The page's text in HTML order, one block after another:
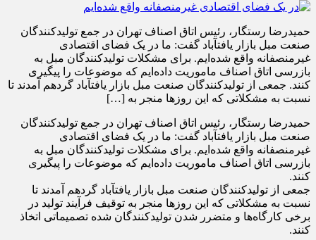
حمیدرضا رستگار، رئیس اتاق اصناف تهران در جمع تولیدکنندگان
صنعت مبل بازار یافت‎آباد گفت: ما در یک فضای اقتصادی
غیرمنصفانه واقع شده‌ایم. برای مشکلات تولیدکنندگان مبل به
بازرسی اتاق اصناف ماموریت داده‌ایم که موضوعات را پیگیری
کنند. جمعی از تولیدکنندگان صنعت مبل بازار یافت‎آباد گردهم آمدند تا
نسبت به مشکلاتی که این روزها منجر به […]
حمیدرضا رستگار، رئیس اتاق اصناف تهران در جمع تولیدکنندگان
صنعت مبل بازار یافت‎آباد گفت: ما در یک فضای اقتصادی
غیرمنصفانه واقع شده‌ایم. برای مشکلات تولیدکنندگان مبل به
بازرسی اتاق اصناف ماموریت داده‌ایم که موضوعات را پیگیری
کنند.
جمعی از تولیدکنندگان صنعت مبل بازار یافت‎آباد گردهم آمدند تا
نسبت به مشکلاتی که این روزها منجر به توقیف فرآیند تولید در
برخی کارگاه‌ها و متضرر شدن تولیدکنندگان شده تصمیماتی اتخاذ
کنند.